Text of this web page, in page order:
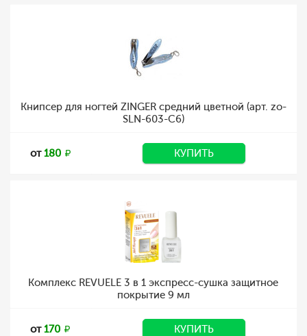
Книпсер для ногтей ZINGER средний цветной (арт. zo-
SLN-603-С6)
от180 КУПИТЬ
Комплекс REVUELE 3 в 1 экспресс-сушка защитное
покрытие 9 мл
от170 КУПИТЬ